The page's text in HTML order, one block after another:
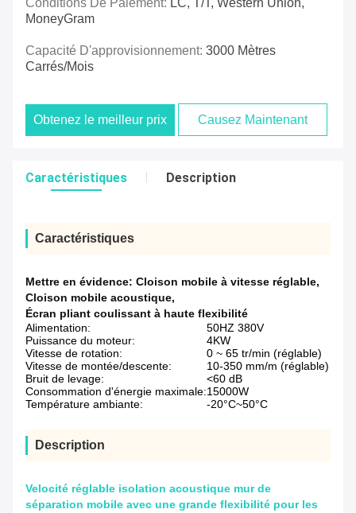
Conditions De Paiement: LC, T/T, Western Union,
MoneyGram
Capacité D'approvisionnement: 3000 Mètres
Carrés/mois
Obtenez le meilleur prix Causez Maintenant
Caractéristiques Description
Caractéristiques
Mettre en évidence: Cloison mobile à vitesse réglable,
Cloison mobile acoustique,
Écran pliant coulissant à haute flexibilité
Alimentation:
50HZ 380V
Puissance du moteur:
4KW
Vitesse de rotation:
0 ~ 65 tr/min (réglable)
Vitesse de montée/descente:
10-350 mm/m (réglable)
Bruit de levage:
<60 dB
Consommation d'énergie maximale:15000W
Température ambiante:
-20°C~50°C
Description
Velocité réglable isolation acoustique mur de
séparation mobile avec une grande flexibilité pour les